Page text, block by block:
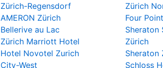
Zürich-Regensdorf
AMERON Zürich
Bellerive au Lac
Zürich Marriott Hotel
Hotel Novotel Zurich
City-West
Zürich
Four
Sheraton
Zürich
Sheraton
Schloss